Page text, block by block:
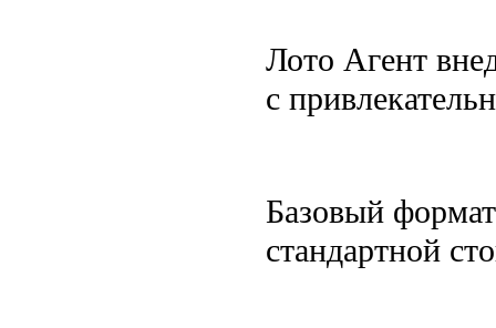
Лото Агент
с
Базовый
стандартной